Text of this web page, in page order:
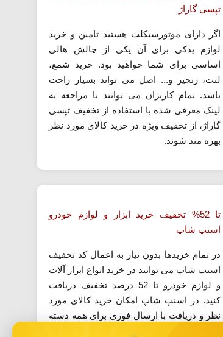
تپسی گاراژ
اگر دارای موتورسیکلت هستید تامین و خرید
لوازم یدکی برای آن یکی از چالش هالی
اساسی برای شما خواهید بود. خرید شمع،
لنت، زنجیر و... اصل می تواند بسیار راحت
باشد. تمام کاربران می توانند با مراجعه به
لینک معرفی شده با استفاده از تخفیف تپسی
گاراژ، از تخفیف ویژه در خرید کالای مورد نظر
بهره مند شوند.
تا 52% تخفیف خرید ابزار و لوازم خودرو
اسنپ شاپ
در تمام خریدها بدون نیاز به اعمال کد تخفیف
اسنپ شاپ می توانید در خرید انواع ابزار آلات
و لوازم خودرو تا 52 درصد تخفیف دریافت
کنید. در اسنپ شاپ امکان خرید کالای مورد
نظر و دریافت با ارسال فوری برای همه دسته